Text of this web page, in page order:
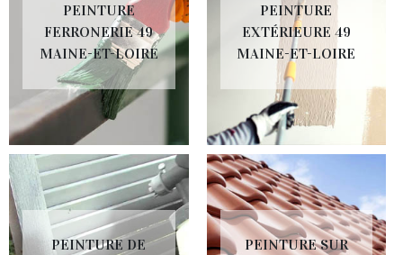
PEINTURE
FERRONERIE 49
MAINE-ET-LOIRE
PEINTURE
EXTÉRIEURE 49
MAINE-ET-LOIRE
PEINTURE DE
PEINTURE SUR